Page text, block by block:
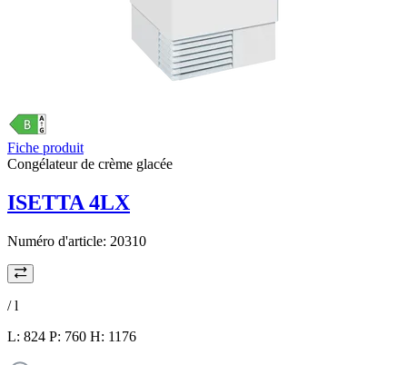
Fiche produit
Congélateur de crème glacée
ISETTA 4LX
Numéro d'article: 20310
/l
L: 824 P: 760 H: 1176